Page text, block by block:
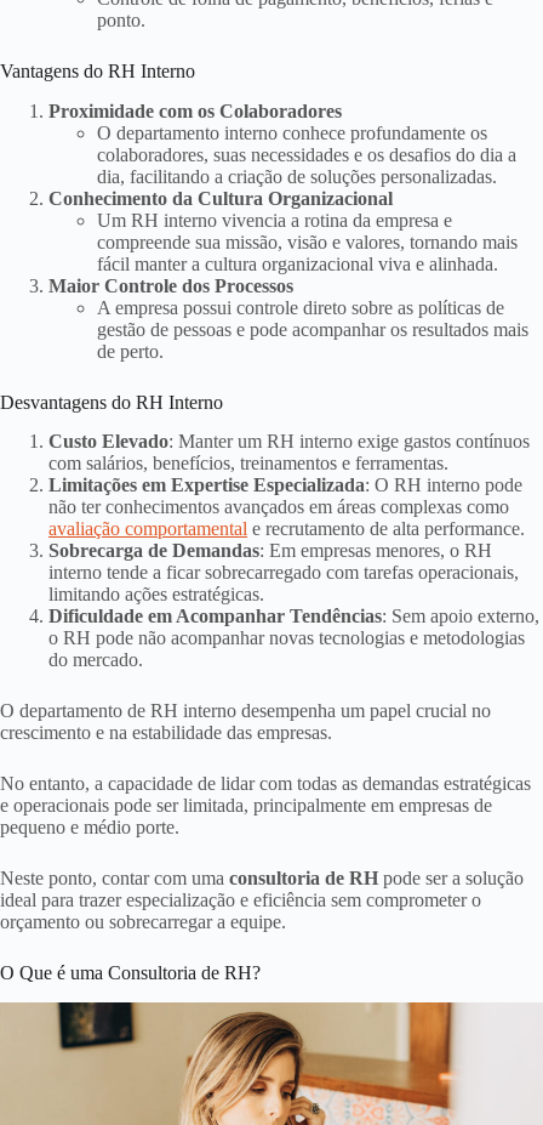
ponto.
Vantagens do RH Interno
Proximidade com os Colaboradores
O departamento interno conhece profundamente os
colaboradores, suas necessidades e os desafios do dia a
dia, facilitando a criação de soluções personalizadas.
Conhecimento da Cultura Organizacional
Um RH interno vivencia a rotina da empresa e
compreende sua missão, visão e valores, tornando mais
fácil manter a cultura organizacional viva e alinhada.
Maior Controle dos Processos
A empresa possui controle direto sobre as políticas de
gestão de pessoas e pode acompanhar os resultados mais
de perto.
Desvantagens do RH Interno
Custo Elevado: Manter um RH interno exige gastos contínuos
com salários, benefícios, treinamentos e ferramentas.
Limitações em Expertise Especializada: O RH interno pode
não ter conhecimentos avançados em áreas complexas como
avaliação comportamental e recrutamento de alta performance.
Sobrecarga de Demandas: Em empresas menores, o RH
interno tende a ficar sobrecarregado com tarefas operacionais,
limitando ações estratégicas.
Dificuldade em Acompanhar Tendências: Sem apoio externo,
o RH pode não acompanhar novas tecnologias e metodologias
do mercado.
O departamento de RH interno desempenha um papel crucial no
crescimento e na estabilidade das empresas.
No entanto, a capacidade de lidar com todas as demandas estratégicas
e operacionais pode ser limitada, principalmente em empresas de
pequeno e médio porte.
Neste ponto, contar com uma consultoria de RH pode ser a solução
ideal para trazer especialização e eficiência sem comprometer o
orçamento ou sobrecarregar a equipe.
O Que é uma Consultoria de RH?